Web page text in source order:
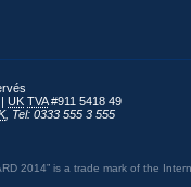
UK TVA#911 5418 49
, Tel: 0333 555 3 555
2014” is a trade mark of the